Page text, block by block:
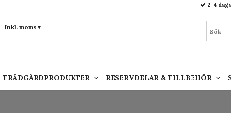
Inkl. moms ▾
2-4
TRÄDGÅRDPRODUKTER RESERVDELAR & TILLBEHÖR